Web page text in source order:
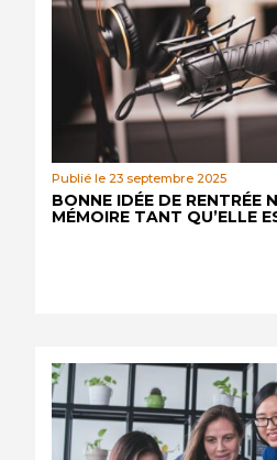
Publié le 23 septembre 2025
BONNE IDÉE DE RENTRÉE
MÉMOIRE TANT QU’ELLE